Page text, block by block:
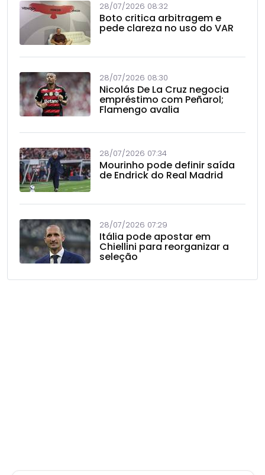
28/07/2026 08:32
Boto critica arbitragem e
pede clareza no uso do VAR
28/07/2026 08:30
Nicolás De La Cruz negocia
empréstimo com Peñarol;
Flamengo avalia
28/07/2026 07:34
Mourinho pode definir saída
de Endrick do Real Madrid
28/07/2026 07:29
Itália pode apostar em
Chiellini para reorganizar a
seleção